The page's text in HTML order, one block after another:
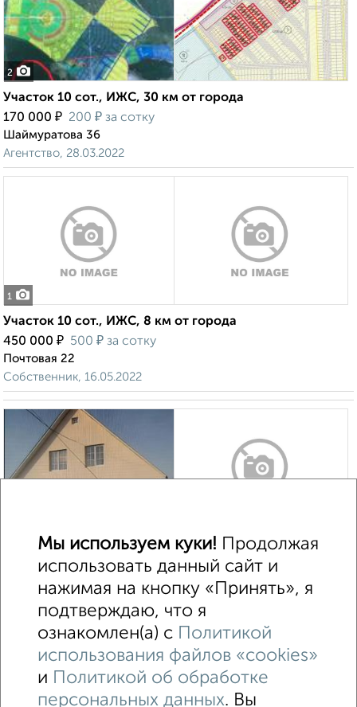
2
Участок 10 сот., ИЖС, 30 км от города
170 000 ₽ 200 ₽ за сотку
Шаймуратова 36
Агентство, 28.03.2022
1
Участок 10 сот., ИЖС, 8 км от города
450 000 ₽ 500 ₽ за сотку
Почтовая 22
Собственник, 16.05.2022
Участок 8 сот., ИЖС, в черте города
660 000₽ 900₽за сотку
Калининский район, мкр. Шакша, Шакшинская 86
Собственник, 11.01.2023
Похожие объявления:
↑ НАВЕРХ К МЕНЮ
Мы используем куки! Продолжая
использовать данный сайт и
нажимая на кнопку «Принять», я
подтверждаю, что я
ознакомлен(а) с Политикой
использования файлов «cookies»
и Политикой об обработке
персональных данных. Вы